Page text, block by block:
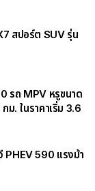
สปอร์ต SUV รุ่น
รถ MPV หรูขนาด
. ในราคาเริ่ม 3.6
PHEV 590 แรงม้า